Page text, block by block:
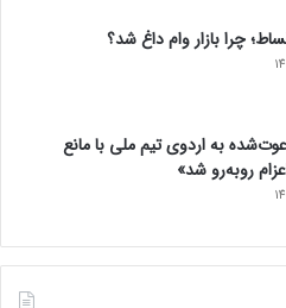
چرا بازار وام داغ شد؟
به اردوی تیم ملی با مانع
روبه‌رو شد»